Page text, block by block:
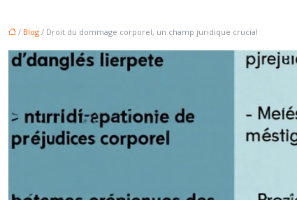
/ Blog / Droit du dommage corporel, un champ juridique crucial